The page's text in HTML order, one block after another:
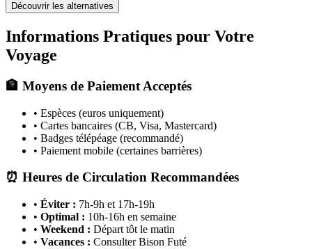
Découvrir les alternatives
Informations Pratiques pour Votre
Voyage
🏦 Moyens de Paiement Acceptés
• Espèces (euros uniquement)
• Cartes bancaires (CB, Visa, Mastercard)
• Badges télépéage (recommandé)
• Paiement mobile (certaines barrières)
⏰ Heures de Circulation Recommandées
• Éviter : 7h-9h et 17h-19h
• Optimal : 10h-16h en semaine
• Weekend : Départ tôt le matin
• Vacances : Consulter Bison Futé